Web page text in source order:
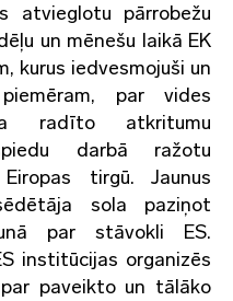
atvieglotu pārrobežu
un mēnešu laikā EK
kurus iedvesmojuši un
par vides
radīto atkritumu
darbā ražotu
tirgū. Jaunus
sola paziņot
par stāvokli ES.
institūcijas organizēs
paveikto un tālāko